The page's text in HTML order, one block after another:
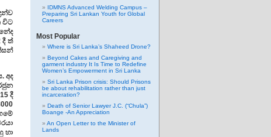
විට
ත්
අද
දී
හා
IDMNS Advanced Welding Campus –
Preparing Sri Lankan Youth for Global
Careers
Most Popular
Where is Sri Lanka’s Shaheed Drone?
Beyond Cakes and Caregiving and
garment industry It Is Time to Redefine
Women’s Empowerment in Sri Lanka
Sri Lanka Prison crisis: Should Prisons
be about rehabilitation rather than just
incarceration?
Death of Senior Lawyer J.C. (“Chula”)
Boange -An Appreciation
An Open Letter to the Minister of
Lands